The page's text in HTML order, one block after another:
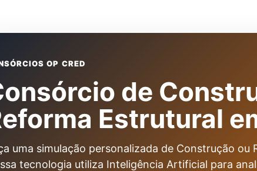
OP CRED
de
Estrutural
uma simulação personalizada de Construção ou
tecnologia utiliza Inteligência Artificial para